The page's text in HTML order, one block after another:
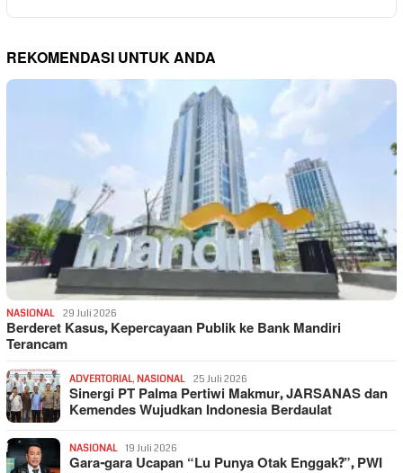
REKOMENDASI UNTUK ANDA
NASIONAL 29 Juli 2026
Berderet Kasus, Kepercayaan Publik ke Bank Mandiri
Terancam
ADVERTORIAL, NASIONAL 25 Juli 2026
Sinergi PT Palma Pertiwi Makmur, JARSANAS dan
Kemendes Wujudkan Indonesia Berdaulat
NASIONAL 19 Juli 2026
Gara-gara Ucapan “Lu Punya Otak Enggak?”, PWI